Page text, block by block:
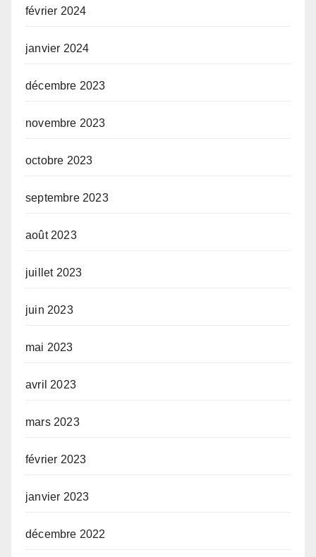
février 2024
janvier 2024
décembre 2023
novembre 2023
octobre 2023
septembre 2023
août 2023
juillet 2023
juin 2023
mai 2023
avril 2023
mars 2023
février 2023
janvier 2023
décembre 2022